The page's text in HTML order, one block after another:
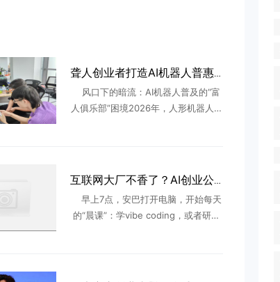
聋人创业者打造AI机器人普惠平台，欲破解产业痛点
风口下的暗流：AI机器人普及的“富
人俱乐部”困境2026年，人形机器人赛
互联网大厂不香了？AI创业公司正在“吸走”年轻人
早上7点，安巴打开电脑，开始每天
的“晨课”：学vibe coding，或者研究